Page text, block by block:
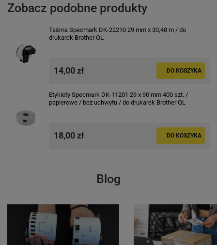
Etykiety Specmark DK-11208 38 x 90
drukarek Brother QL
19
23,00 zł DO KOSZYKA
drukarek Brother QL
19
23,50 zł
Zobacz podobne produkty
Taśma Specmark DK-22210 29 mm x 30,48 m / do
drukarek Brother QL
14,00 zł DO KOSZYKA
Etykiety Specmark DK-11201 29 x 90 mm 400 szt. /
papierowe / bez uchwytu / do drukarek Brother QL
18,00 zł DO KOSZYKA
Blog